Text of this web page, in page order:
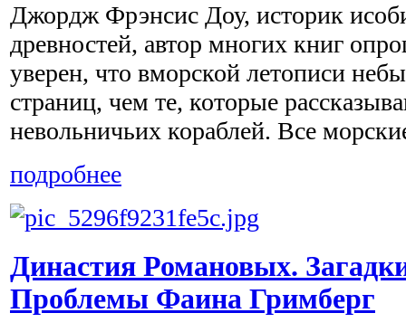
Джордж Фрэнсис Доу, историк
древностей, автор многих книг
уверен, что вморской летописи
страниц, чем те, которые
невольничьих кораблей. Все
подробнее
Династия Романовых.
Проблемы Фаина Гримберг